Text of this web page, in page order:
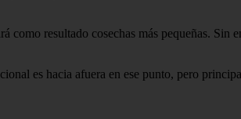
como resultado cosechas más pequeñas. Sin
es hacia afuera en ese punto, pero